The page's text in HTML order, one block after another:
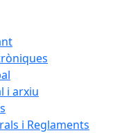
i arxiu
i Reglaments